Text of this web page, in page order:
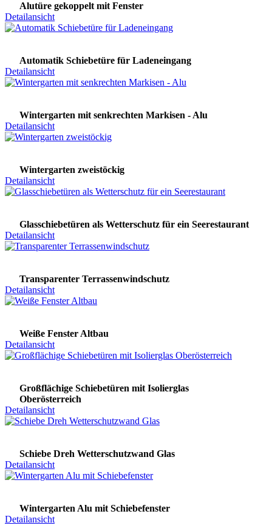
Alutüre gekoppelt mit Fenster
Detailansicht
Automatik Schiebetüre für Ladeneingang
Detailansicht
Wintergarten mit senkrechten Markisen - Alu
Detailansicht
Wintergarten zweistöckig
Detailansicht
Glasschiebetüren als Wetterschutz für ein Seerestaurant
Detailansicht
Transparenter Terrassenwindschutz
Detailansicht
Weiße Fenster Altbau
Detailansicht
Großflächige Schiebetüren mit Isolierglas
Oberösterreich
Detailansicht
Schiebe Dreh Wetterschutzwand Glas
Detailansicht
Wintergarten Alu mit Schiebefenster
Detailansicht